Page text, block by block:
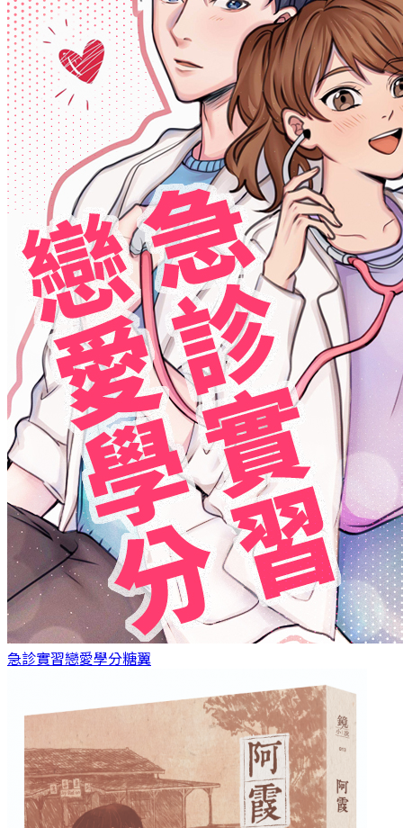
急診實習戀愛學分糖翼